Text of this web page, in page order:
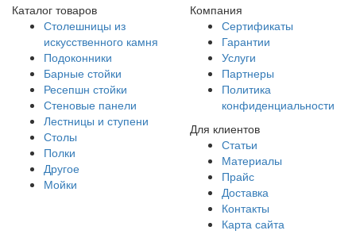
Каталог товаров
Столешницы из
искусственного камня
Подоконники
Барные стойки
Ресепшн стойки
Стеновые панели
Лестницы и ступени
Столы
Полки
Другое
Мойки
Компания
Сертификаты
Гарантии
Услуги
Партнеры
Политика
конфиденциальности
Для клиентов
Статьи
Материалы
Прайс
Доставка
Контакты
Карта сайта